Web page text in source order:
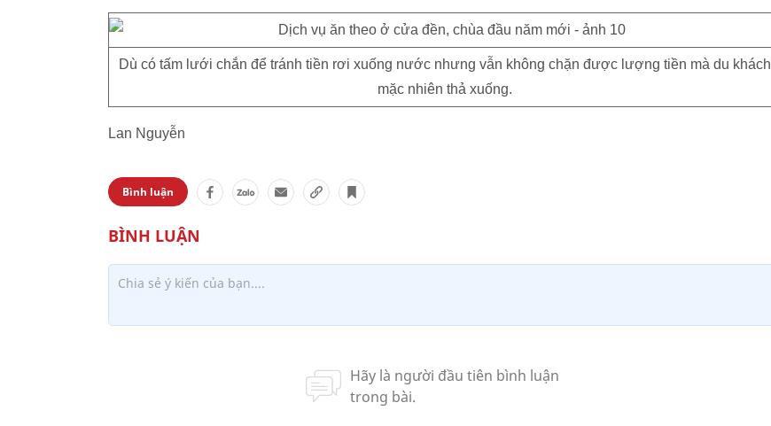
Dù có tấm lưới chắn để tránh tiền rơi xuống nước nhưng vẫn không chặn được lượng tiền mà du khách
mặc nhiên thả xuống.
Lan Nguyễn
Bình luận